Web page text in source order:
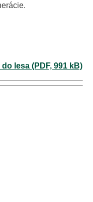
lesa (PDF, 991 kB)